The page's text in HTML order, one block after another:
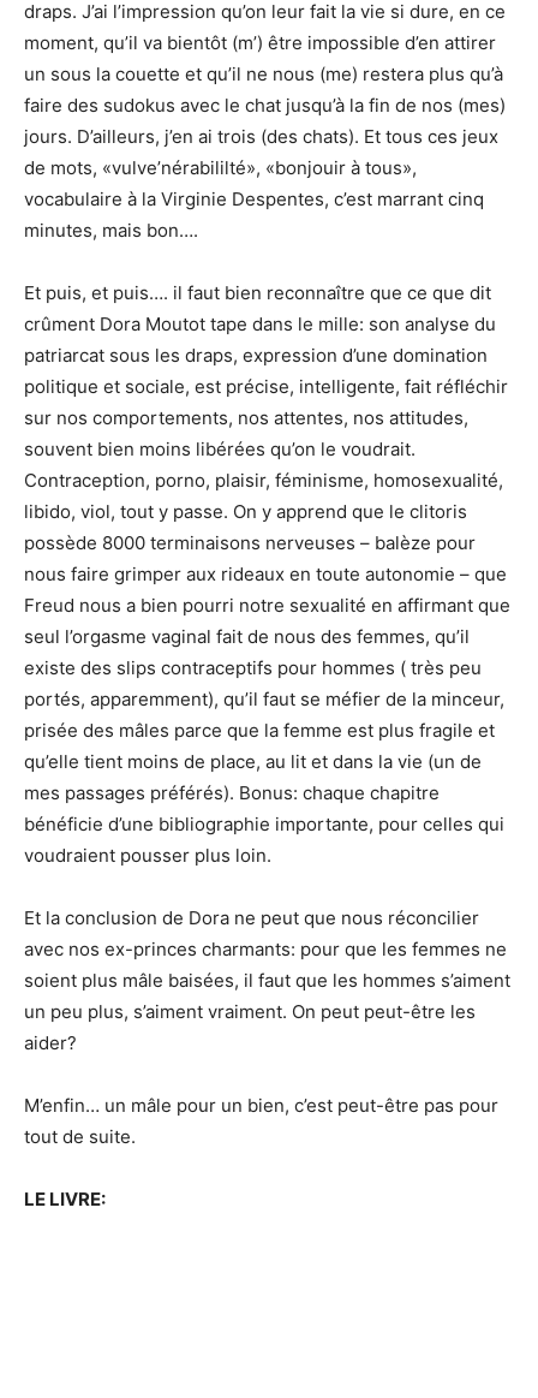
draps. J’ai l’impression qu’on leur fait la vie si dure, en ce
moment, qu’il va bientôt (m’) être impossible d’en attirer
un sous la couette et qu’il ne nous (me) restera plus qu’à
faire des sudokus avec le chat jusqu’à la fin de nos (mes)
jours. D’ailleurs, j’en ai trois (des chats). Et tous ces jeux
de mots, «vulve’nérabililté», «bonjouir à tous»,
vocabulaire à la Virginie Despentes, c’est marrant cinq
minutes, mais bon….
Et puis, et puis…. il faut bien reconnaître que ce que dit
crûment Dora Moutot tape dans le mille: son analyse du
patriarcat sous les draps, expression d’une domination
politique et sociale, est précise, intelligente, fait réfléchir
sur nos comportements, nos attentes, nos attitudes,
souvent bien moins libérées qu’on le voudrait.
Contraception, porno, plaisir, féminisme, homosexualité,
libido, viol, tout y passe. On y apprend que le clitoris
possède 8000 terminaisons nerveuses – balèze pour
nous faire grimper aux rideaux en toute autonomie – que
Freud nous a bien pourri notre sexualité en affirmant que
seul l’orgasme vaginal fait de nous des femmes, qu’il
existe des slips contraceptifs pour hommes ( très peu
portés, apparemment), qu’il faut se méfier de la minceur,
prisée des mâles parce que la femme est plus fragile et
qu’elle tient moins de place, au lit et dans la vie (un de
mes passages préférés). Bonus: chaque chapitre
bénéficie d’une bibliographie importante, pour celles qui
voudraient pousser plus loin.
Et la conclusion de Dora ne peut que nous réconcilier
avec nos ex-princes charmants: pour que les femmes ne
soient plus mâle baisées, il faut que les hommes s’aiment
un peu plus, s’aiment vraiment. On peut peut-être les
aider?
M’enfin… un mâle pour un bien, c’est peut-être pas pour
tout de suite.
LE LIVRE: